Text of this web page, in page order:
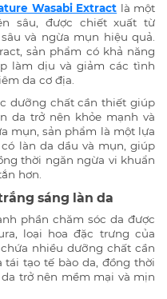
Wasabi Extract là một
sâu, được chiết xuất từ
và ngừa mụn hiệu quả.
sản phẩm có khả năng
làm dịu và giảm các tình
da cơ địa.
dưỡng chất cần thiết giúp
da trở nên khỏe mạnh và
mụn, sản phẩm là một lựa
làn da dầu và mụn, giúp
thời ngăn ngừa vi khuẩn
hơn.
sáng làn da
phần chăm sóc da được
loại hoa đặc trưng của
nhiều dưỡng chất cần
tạo tế bào da, đồng thời
trở nên mềm mại và mịn